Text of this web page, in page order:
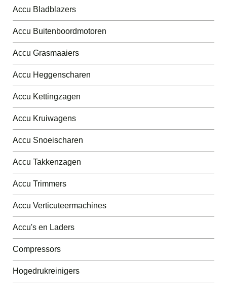
Accu Bladblazers
Accu Buitenboordmotoren
Accu Grasmaaiers
Accu Heggenscharen
Accu Kettingzagen
Accu Kruiwagens
Accu Snoeischaren
Accu Takkenzagen
Accu Trimmers
Accu Verticuteermachines
Accu's en Laders
Compressors
Hogedrukreinigers